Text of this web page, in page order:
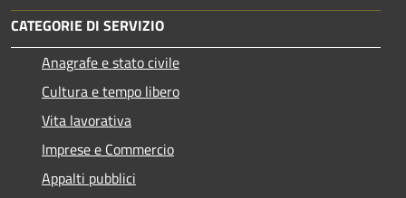
CATEGORIE DI SERVIZIO
Anagrafe e stato civile
Cultura e tempo libero
Vita lavorativa
Imprese e Commercio
Appalti pubblici